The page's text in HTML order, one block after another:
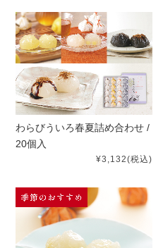
わらびういろ春夏詰め合わせ /
20個入
¥3,132(税込)